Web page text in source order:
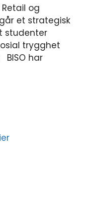
Retail og
et strategisk
studenter
trygghet
har